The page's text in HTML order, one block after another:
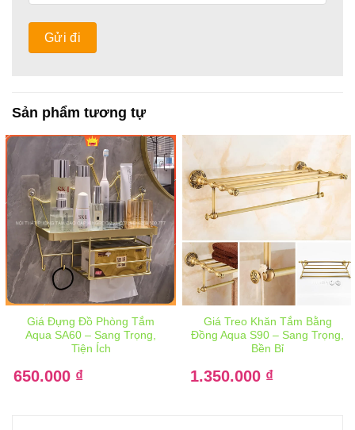
Sản phẩm tương tự
Giá Đựng Đồ Phòng Tắm
Aqua SA60 – Sang Trọng,
Tiện Ích
gốc
là:
650.000 ₫
Giá Treo Khăn Tắm Bằng
Đồng Aqua S90 – Sang Trọng,
Bền Bỉ
gốc
là:
1.350.000 ₫